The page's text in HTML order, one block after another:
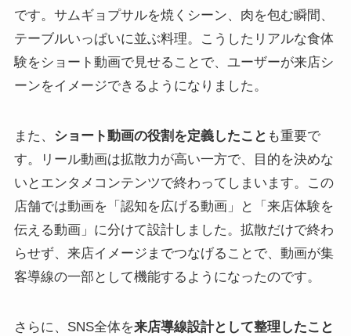
です。サムギョプサルを焼くシーン、肉を包む瞬間、
テーブルいっぱいに並ぶ料理。こうしたリアルな食体
験をショート動画で見せることで、ユーザーが来店シ
ーンをイメージできるようになりました。
また、 ショート動画の役割を定義したこと も重要で
す。リール動画は拡散力が高い一方で、目的を決めな
いとエンタメコンテンツで終わってしまいます。この
店舗では動画を「認知を広げる動画」と「来店体験を
伝える動画」に分けて設計しました。拡散だけで終わ
らせず、来店イメージまでつなげることで、動画が集
客導線の一部として機能するようになったのです。
さらに、SNS全体を来店導線設計として整理したこと